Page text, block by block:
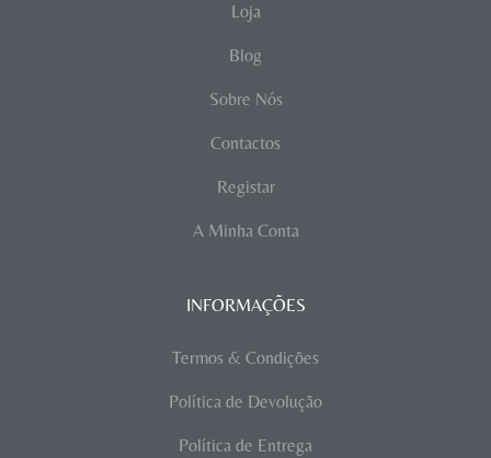
Loja
Blog
Sobre Nós
Contactos
Registar
A Minha Conta
INFORMAÇÕES
Termos & Condições
Política de Devolução
Política de Entrega